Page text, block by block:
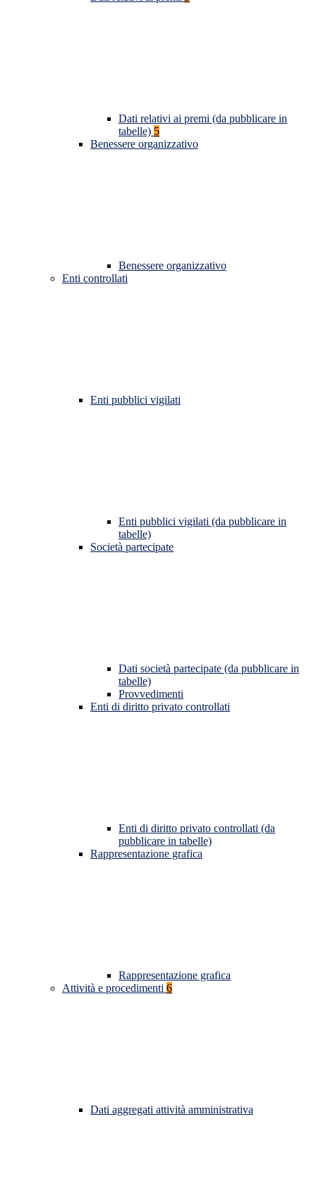
Dati relativi ai premi (da pubblicare in
tabelle) 5
Benessere organizzativo
Benessere organizzativo
Enti controllati
Enti pubblici vigilati
Enti pubblici vigilati (da pubblicare in
tabelle)
Società partecipate
Dati società partecipate (da pubblicare in
tabelle)
Provvedimenti
Enti di diritto privato controllati
Enti di diritto privato controllati (da
pubblicare in tabelle)
Rappresentazione grafica
Rappresentazione grafica
Attività e procedimenti 6
Dati aggregati attività amministrativa